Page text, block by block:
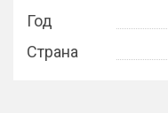
Год
Страна